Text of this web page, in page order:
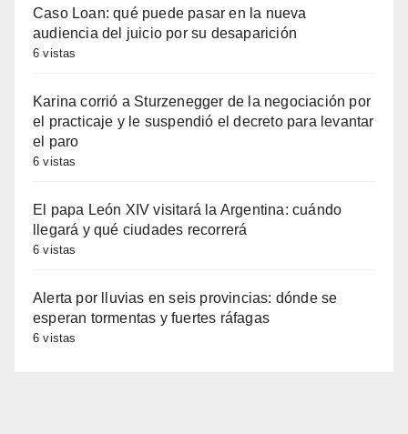
Caso Loan: qué puede pasar en la nueva
audiencia del juicio por su desaparición
6 vistas
Karina corrió a Sturzenegger de la negociación por
el practicaje y le suspendió el decreto para levantar
el paro
6 vistas
El papa León XIV visitará la Argentina: cuándo
llegará y qué ciudades recorrerá
6 vistas
Alerta por lluvias en seis provincias: dónde se
esperan tormentas y fuertes ráfagas
6 vistas